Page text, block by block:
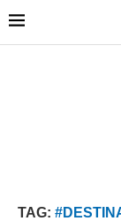
TAG: